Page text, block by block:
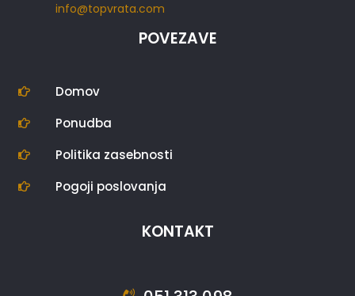
info@topvrata.com
POVEZAVE
 Domov
 Ponudba
 Politika zasebnosti
 Pogoji poslovanja
KONTAKT